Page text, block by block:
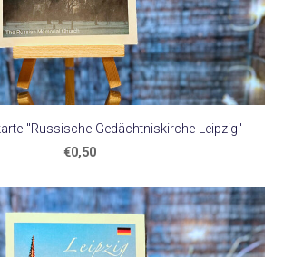
"Russische Gedächtniskirche Leipzig"
€0,50